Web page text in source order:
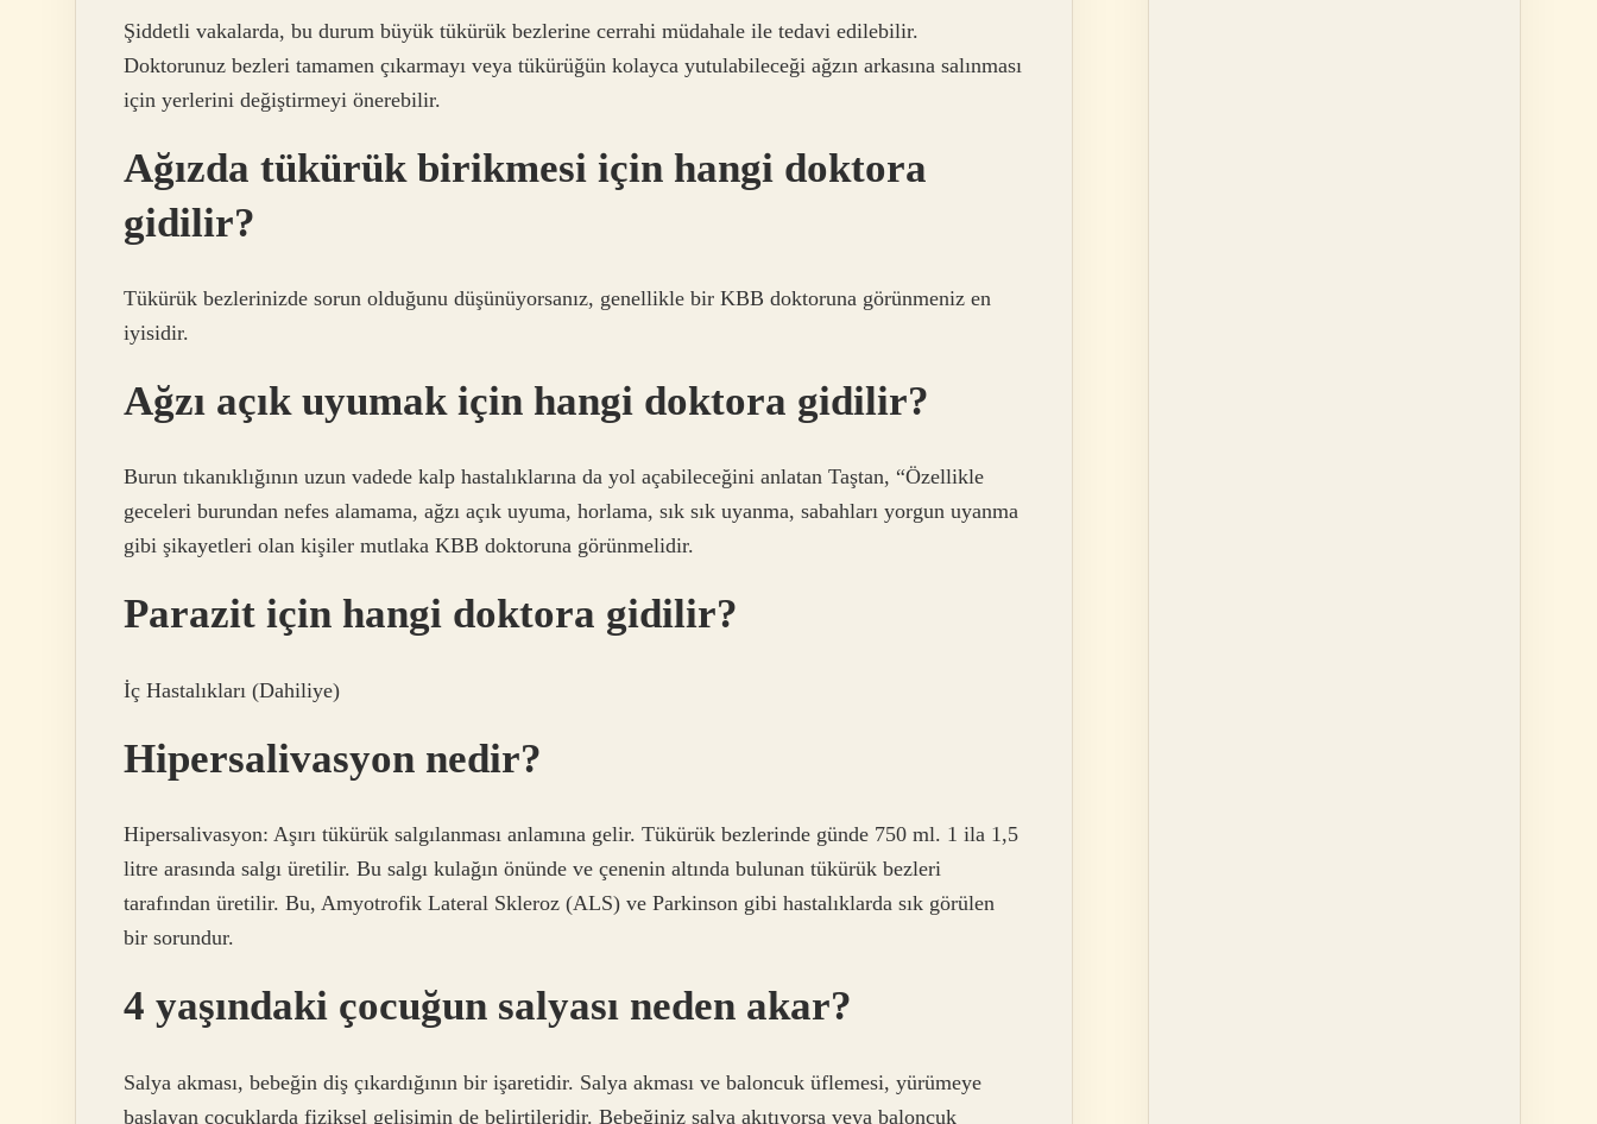
Şiddetli vakalarda, bu durum büyük tükürük bezlerine cerrahi müdahale ile tedavi edilebilir.
Doktorunuz bezleri tamamen çıkarmayı veya tükürüğün kolayca yutulabileceği ağzın arkasına salınması
için yerlerini değiştirmeyi önerebilir.
Ağızda tükürük birikmesi için hangi doktora
gidilir?
Tükürük bezlerinizde sorun olduğunu düşünüyorsanız, genellikle bir KBB doktoruna görünmeniz en
iyisidir.
Ağzı açık uyumak için hangi doktora gidilir?
Burun tıkanıklığının uzun vadede kalp hastalıklarına da yol açabileceğini anlatan Taştan, “Özellikle
geceleri burundan nefes alamama, ağzı açık uyuma, horlama, sık sık uyanma, sabahları yorgun uyanma
gibi şikayetleri olan kişiler mutlaka KBB doktoruna görünmelidir.
Parazit için hangi doktora gidilir?
İç Hastalıkları (Dahiliye)
Hipersalivasyon nedir?
Hipersalivasyon: Aşırı tükürük salgılanması anlamına gelir. Tükürük bezlerinde günde 750 ml. 1 ila 1,5
litre arasında salgı üretilir. Bu salgı kulağın önünde ve çenenin altında bulunan tükürük bezleri
tarafından üretilir. Bu, Amyotrofik Lateral Skleroz (ALS) ve Parkinson gibi hastalıklarda sık görülen
bir sorundur.
4 yaşındaki çocuğun salyası neden akar?
Salya akması, bebeğin diş çıkardığının bir işaretidir. Salya akması ve baloncuk üflemesi, yürümeye
başlayan çocuklarda fiziksel gelişimin de belirtileridir. Bebeğiniz salya akıtıyorsa veya baloncuk